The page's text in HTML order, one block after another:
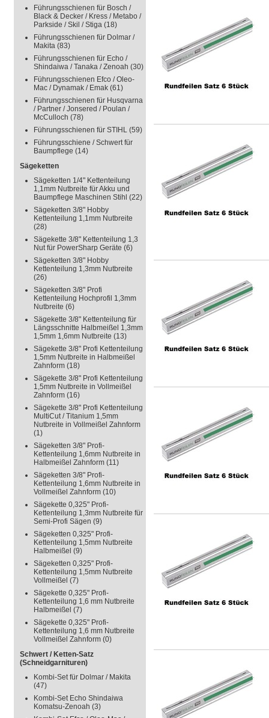
Führungsschienen für Bosch /
Black & Decker / Kress / Metabo /
Parkside / Skil / Stiga (18)
Führungsschienen für Dolmar /
Makita (83)
Führungsschienen für Echo /
Shindaiwa / Tanaka / Zenoah (30)
Führungsschienen Efco / Oleo-
Mac / Dynamak / Emak (61)
Führungsschienen für Husqvarna
/ Partner / Jonsered / Poulan /
McCulloch (78)
Führungsschienen für STIHL (59)
Führungsschiene / Schwert für
Baumpflege (14)
Sägeketten
Sägeketten 1/4" Kettenteilung
1,1mm Nutbreite für Akku und
Baumpflege Maschinen Stihl (22)
Sägeketten 3/8" Hobby
Kettenteilung 1,1mm Nutbreite
(28)
Sägekette 3/8" Kettenteilung 1,3
Nut für PowerSharp Geräte (6)
Sägeketten 3/8" Hobby
Kettenteilung 1,3mm Nutbreite
(26)
Sägeketten 3/8" Profi
Kettenteilung Hochprofil 1,3mm
Nutbreite (6)
Sägekette 3/8" Kettenteilung für
Längsschnitte Halbmeißel 1,3mm
1,5mm 1,6mm Nutbreite (13)
Sägekette 3/8" Profi Kettenteilung
1,5mm Nutbreite in Halbmeißel
Zahnform (18)
Sägekette 3/8" Profi Kettenteilung
1,5mm Nutbreite in Vollmeißel
Zahnform (16)
Sägekette 3/8" Profi Kettenteilung
MultiCut / Titanium 1,5mm
Nutbreite in Vollmeißel Zahnform
(1)
Sägeketten 3/8" Profi-
Kettenteilung 1,6mm Nutbreite in
Halbmeißel Zahnform (11)
Sägeketten 3/8" Profi-
Kettenteilung 1,6mm Nutbreite in
Vollmeißel Zahnform (10)
Sägekette 0,325" Profi-
Kettenteilung 1,3mm Nutbreite für
Semi-Profi Sägen (9)
Sägeketten 0,325" Profi-
Kettenteilung 1,5mm Nutbreite
Halbmeißel (9)
Sägeketten 0,325" Profi-
Kettenteilung 1,5mm Nutbreite
Vollmeißel (7)
Sägekette 0,325" Profi-
Kettenteilung 1,6 mm Nutbreite
Halbmeißel (7)
Sägekette 0,325" Profi-
Kettenteilung 1,6 mm Nutbreite
Vollmeißel Zahnform (0)
Schwert / Ketten-Satz
(Schneidgarnituren)
Kombi-Set für Dolmar / Makita
(47)
Kombi-Set Echo Shindaiwa
Komatsu-Zenoah (3)